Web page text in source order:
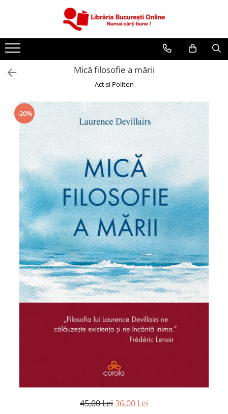
Artă și Enciclopedii
Beletristică
Cărți pentru copii
Cărți pentru tineri
Creșterea copilului
Dezvoltare Personală
Diete și Fitness
Familie și Cuplu
Hobby și Divertisment
Istorie și Civilizații
Istorie și Conspirații
Manuale și Dicționare
Medicină și Sănătate
Practic. Casă și Grădina
Psihologie
Mică filosofie a mării
Act si Politon
-20%
45,00 Lei36,00 Lei